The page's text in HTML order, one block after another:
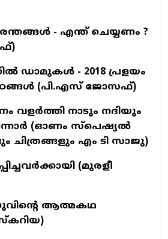
- എന്ത് ചെയ്യണം ?
ഡാമുകള്‍ - 2018 പ്രളയം
(പി.എസ് ജോസഫ്‌)
വളര്‍ത്തി നാടും നദിയും
(ഓണം സ്പെഷ്യല്‍
ചിത്രങ്ങളും എം ടി സാജു)
(മുരളീ
ആത്മകഥ